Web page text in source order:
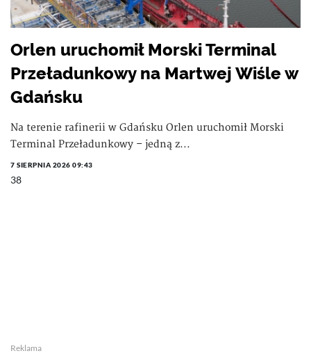
Orlen uruchomił Morski Terminal
Przeładunkowy na Martwej Wiśle w
Gdańsku
Na terenie rafinerii w Gdańsku Orlen uruchomił Morski
Terminal Przeładunkowy – jedną z...
7 SIERPNIA 2026 09:43
38
Reklama